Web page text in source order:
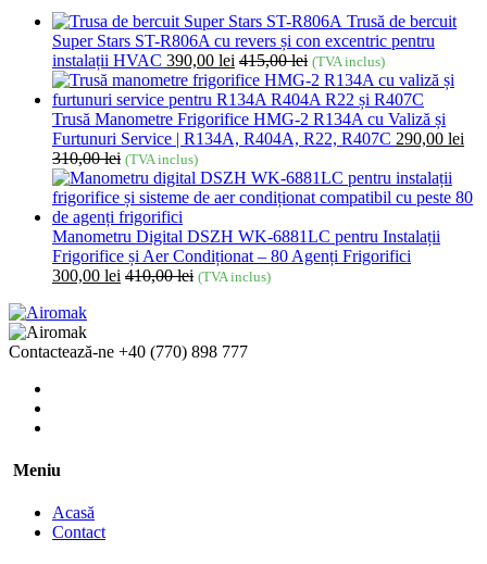
Trusă de bercuit
Super Stars ST-R806A cu revers și con excentric pentru
instalații HVAC 390,00 lei 415,00lei (TVA inclus)
Trusă Manometre Frigorifice HMG-2 R134A cu Valiză și
Furtunuri Service | R134A, R404A, R22, R407C 290,00 lei
310,00lei (TVA inclus)
Manometru Digital DSZH WK-6881LC pentru Instalații
Frigorifice și Aer Condiționat – 80 Agenți Frigorifici
300,00 lei 410,00lei (TVA inclus)
Contactează-ne +40 (770) 898 777
Meniu
Acasă
Contact